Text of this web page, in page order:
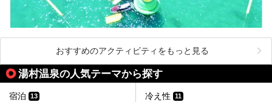
おすすめのアクティビティをもっと見る
湯村温泉の人気テーマから探す
宿泊 13 冷え性 11